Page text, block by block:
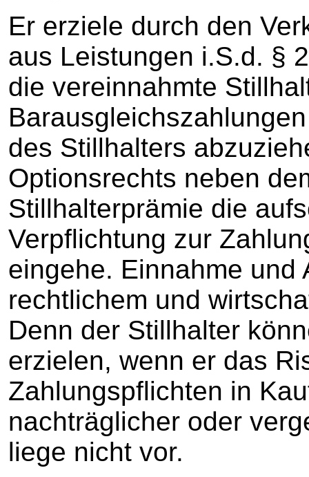
Er erziele durch den
aus Leistungen i.S.d. §
die vereinnahmte
des Stillhalters
Optionsrechts neben
Stillhalterprämie die
Verpflichtung zur
eingehe. Einnahme und
rechtlichem und
Denn der Stillhalter
erzielen, wenn er das
Zahlungspflichten in
nachträglicher oder
liege nicht vor.